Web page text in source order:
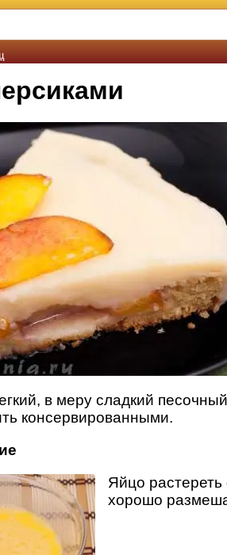
в меру сладкий
консервированными.
Яйцо растереть
хорошо